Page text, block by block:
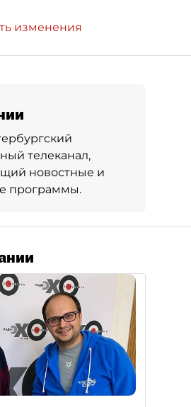
изменения
телеканал,
новостные и
программы.